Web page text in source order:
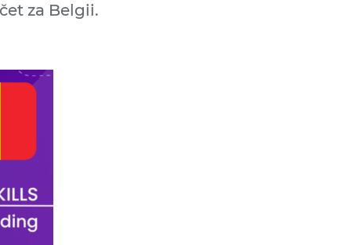
za Belgii.